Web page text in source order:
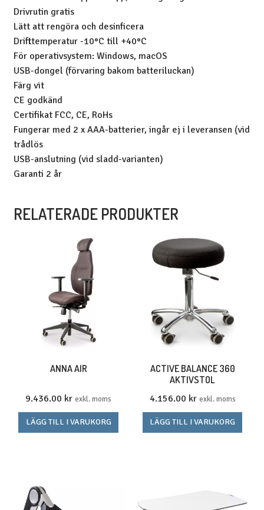
Drivrutin gratis
Lätt att rengöra och desinficera
Drifttemperatur -10°C till +40°C
För operativsystem: Windows, macOS
USB-dongel (förvaring bakom batteriluckan)
Färg vit
CE godkänd
Certifikat FCC, CE, RoHs
Fungerar med 2 x AAA-batterier, ingår ej i leveransen (vid
trådlös
USB-anslutning (vid sladd-varianten)
Garanti 2 år
RELATERADE PRODUKTER
ANNA AIR
9.436.00 kr exkl. moms
LÄGG TILL I VARUKORG
ACTIVE BALANCE 360
AKTIVSTOL
4.156.00 kr exkl. moms
LÄGG TILL I VARUKORG